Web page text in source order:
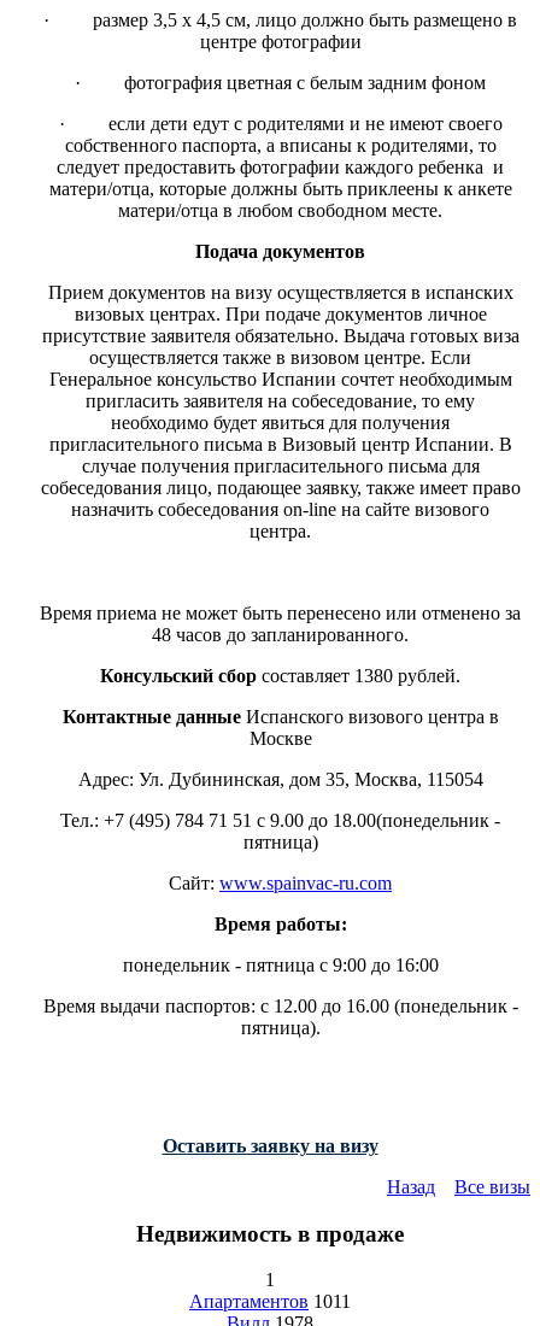
· размер 3,5 х 4,5 см, лицо должно быть размещено в
центре фотографии
· фотография цветная с белым задним фоном
· если дети едут с родителями и не имеют своего
собственного паспорта, а вписаны к родителями, то
следует предоставить фотографии каждого ребенка и
матери/отца, которые должны быть приклеены к анкете
матери/отца в любом свободном месте.
Подача документов
Прием документов на визу осуществляется в испанских
визовых центрах. При подаче документов личное
присутствие заявителя обязательно. Выдача готовых виза
осуществляется также в визовом центре. Если
Генеральное консульство Испании сочтет необходимым
пригласить заявителя на собеседование, то ему
необходимо будет явиться для получения
пригласительного письма в Визовый центр Испании. В
случае получения пригласительного письма для
собеседования лицо, подающее заявку, также имеет право
назначить собеседования on-line на сайте визового
центра.
Время приема не может быть перенесено или отменено за
48 часов до запланированного.
Консульский сбор составляет 1380 рублей.
Контактные данныеИспанского визового центра в
Москве
Адрес: Ул. Дубининская, дом 35, Москва, 115054
Тел.: +7 (495) 784 71 51 с 9.00 до 18.00(понедельник -
пятница)
Сайт: www.spainvac-ru.com
Время работы:
понедельник - пятница с 9:00 до 16:00
Время выдачи паспортов: c 12.00 до 16.00 (понедельник -
пятница).
Оставить заявку на визу
Назад
Все визы
Недвижимость в продаже
1
Апартаментов 1011